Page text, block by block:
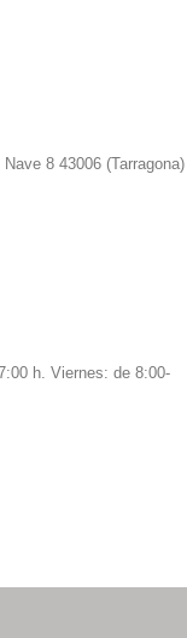
8 43006 (Tarragona)
h. Viernes: de 8:00-